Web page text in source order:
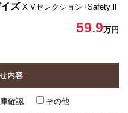
ズ X Vセレクション+SafetyⅡ
59.9万円
内容*
確認 その他